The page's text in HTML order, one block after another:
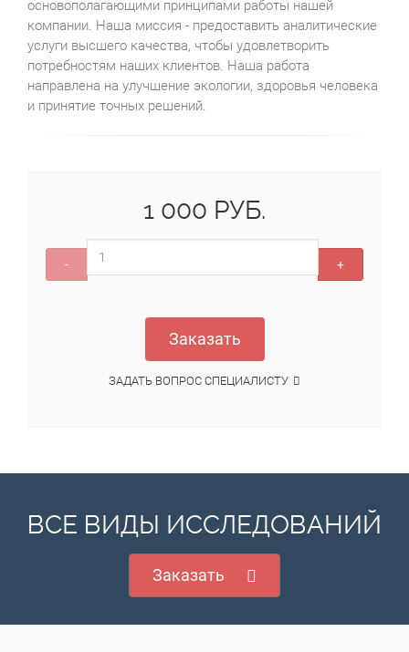
основополагающими принципами работы нашей
компании. Наша миссия - предоставить аналитические
услуги высшего качества, чтобы удовлетворить
потребностям наших клиентов. Наша работа
направлена на улучшение экологии, здоровья человека
и принятие точных решений.
1 000 РУБ.
- +
Заказать
ЗАДАТЬ ВОПРОС СПЕЦИАЛИСТУ
ВСЕ ВИДЫ ИССЛЕДОВАНИЙ
Заказать